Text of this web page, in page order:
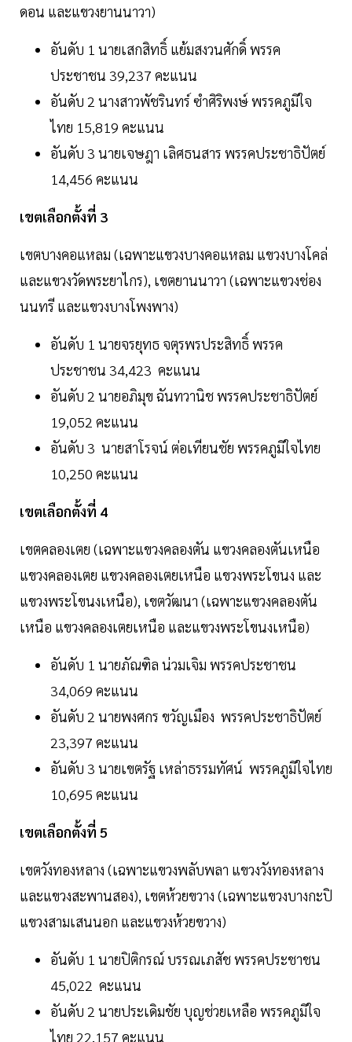
ดอน และแขวงยานนาวา)
อันดับ 1 นายเสกสิทธิ์ แย้มสงวนศักดิ์ พรรค
ประชาชน 39,237 คะแนน
อันดับ 2 นางสาวพัชรินทร์ ซำศิริพงษ์ พรรคภูมิใจ
ไทย 15,819 คะแนน
อันดับ 3 นายเจษฎา เลิศธนสาร พรรคประชาธิปัตย์
14,456 คะแนน
เขตเลือกตั้งที่ 3
เขตบางคอแหลม (เฉพาะแขวงบางคอแหลม แขวงบางโคล่
และแขวงวัดพระยาไกร), เขตยานนาวา (เฉพาะแขวงช่อง
นนทรี และแขวงบางโพงพาง)
อันดับ 1 นายจรยุทธ จตุรพรประสิทธิ์ พรรค
ประชาชน 34,423 คะแนน
อันดับ 2 นายอภิมุข ฉันทวานิช พรรคประชาธิปัตย์
19,052 คะแนน
อันดับ 3 นายสาโรจน์ ต่อเทียนชัย พรรคภูมิใจไทย
10,250 คะแนน
เขตเลือกตั้งที่ 4
เขตคลองเตย (เฉพาะแขวงคลองตัน แขวงคลองตันเหนือ
แขวงคลองเตย แขวงคลองเตยเหนือ แขวงพระโขนง และ
แขวงพระโขนงเหนือ), เขตวัฒนา (เฉพาะแขวงคลองตัน
เหนือ แขวงคลองเตยเหนือ และแขวงพระโขนงเหนือ)
อันดับ 1 นายภัณฑิล น่วมเจิม พรรคประชาชน
34,069 คะแนน
อันดับ 2 นายพงศกร ขวัญเมือง พรรคประชาธิปัตย์
23,397 คะแนน
อันดับ 3 นายเขตรัฐ เหล่าธรรมทัศน์ พรรคภูมิใจไทย
10,695 คะแนน
เขตเลือกตั้งที่ 5
เขตวังทองหลาง (เฉพาะแขวงพลับพลา แขวงวังทองหลาง
และแขวงสะพานสอง), เขตห้วยขวาง (เฉพาะแขวงบางกะปิ
แขวงสามเสนนอก และแขวงห้วยขวาง)
อันดับ 1 นายปิติกรณ์ บรรณเภสัช พรรคประชาชน
45,022 คะแนน
อันดับ 2 นายประเดิมชัย บุญช่วยเหลือ พรรคภูมิใจ
ไทย 22,157 คะแนน